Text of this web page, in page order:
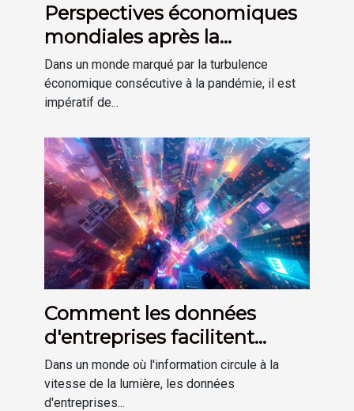
Perspectives économiques
mondiales après la
pandémie défis et
opportunités
Dans un monde marqué par la turbulence
économique consécutive à la pandémie, il est
impératif de...
Comment les données
d'entreprises facilitent
l'expansion des activités
commerciales
Dans un monde où l'information circule à la
vitesse de la lumière, les données
d'entreprises...